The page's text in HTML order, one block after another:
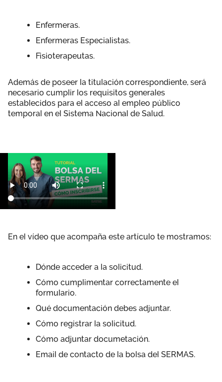
Enfermeras.
Enfermeras Especialistas.
Fisioterapeutas.
Además de poseer la titulación correspondiente, será
necesario cumplir los requisitos generales
establecidos para el acceso al empleo público
temporal en el Sistema Nacional de Salud.
En el vídeo que acompaña este artículo te mostramos:
Dónde acceder a la solicitud.
Cómo cumplimentar correctamente el
formulario.
Qué documentación debes adjuntar.
Cómo registrar la solicitud.
Cómo adjuntar documetación.
Email de contacto de la bolsa del SERMAS.